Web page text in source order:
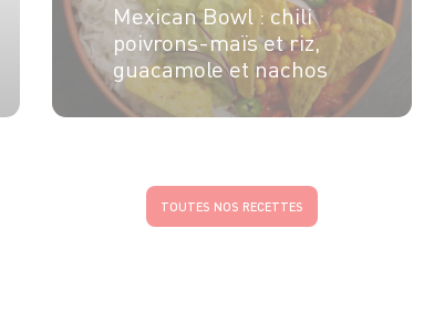
Mexican Bowl : chili
poivrons-maïs et riz,
guacamole et nachos
TOUTES NOS RECETTES